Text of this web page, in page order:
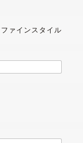
ンテリアも意匠変更
をベースにした特
状態です。
らも気になるレベル
ァインスタイル